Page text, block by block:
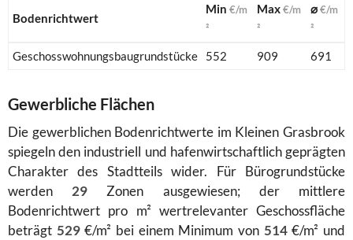
Bodenrichtwert
Min €/m
²
Max€/m
²
⌀€/m
²
Geschosswohnungsbaugrundstücke 552 909 691
Gewerbliche Flächen
Die gewerblichen Bodenrichtwerte im Kleinen Grasbrook
spiegeln den industriell und hafenwirtschaftlich geprägten
Charakter des Stadtteils wider. Für Bürogrundstücke
werden 29 Zonen ausgewiesen; der mittlere
Bodenrichtwert pro m² wertrelevanter Geschossfläche
beträgt 529€/m² bei einem Minimum von 514€/m² und